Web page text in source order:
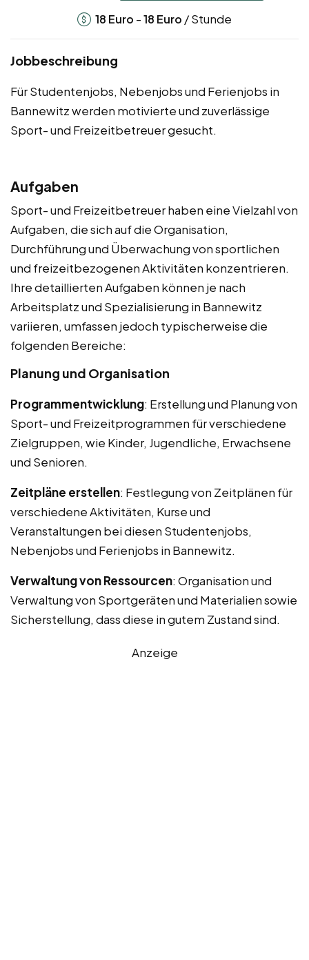
18 Euro -18 Euro / Stunde
Jobbeschreibung
Für Studentenjobs, Nebenjobs und Ferienjobs in
Bannewitz werden motivierte und zuverlässige
Sport- und Freizeitbetreuer gesucht.
Aufgaben
Sport- und Freizeitbetreuer haben eine Vielzahl von
Aufgaben, die sich auf die Organisation,
Durchführung und Überwachung von sportlichen
und freizeitbezogenen Aktivitäten konzentrieren.
Ihre detaillierten Aufgaben können je nach
Arbeitsplatz und Spezialisierung in Bannewitz
variieren, umfassen jedoch typischerweise die
folgenden Bereiche:
Planung und Organisation
Programmentwicklung: Erstellung und Planung von
Sport- und Freizeitprogrammen für verschiedene
Zielgruppen, wie Kinder, Jugendliche, Erwachsene
und Senioren.
Zeitpläne erstellen: Festlegung von Zeitplänen für
verschiedene Aktivitäten, Kurse und
Veranstaltungen bei diesen Studentenjobs,
Nebenjobs und Ferienjobs in Bannewitz.
Verwaltung von Ressourcen: Organisation und
Verwaltung von Sportgeräten und Materialien sowie
Sicherstellung, dass diese in gutem Zustand sind.
Anzeige